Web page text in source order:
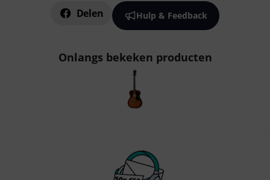
Delen Hulp & Feedback
Onlangs bekeken producten